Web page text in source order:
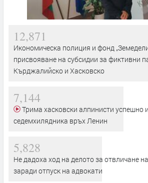
12,871
Икономическа полиция и фонд
присвояване на субсидии за фиктивни
Кърджалийско и Хасковско
7,144
седемхилядника връх Ленин
5,828
Не дадоха ход на делото за отвличане
заради отпуск на адвокати